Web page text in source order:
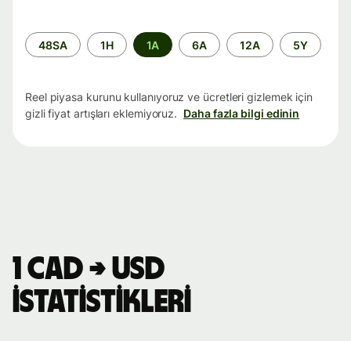
Zaman
aralığı
48SA 1H 1A 6A 12A 5Y
Reel piyasa kurunu kullanıyoruz ve ücretleri gizlemek için
gizli fiyat artışları eklemiyoruz. Daha fazla bilgi edinin
1 CAD → USD
istatistikleri